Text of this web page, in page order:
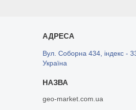
Вул. Соборна 434, індекс -
Україна
geo-market.com.ua